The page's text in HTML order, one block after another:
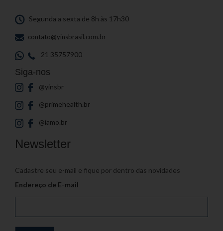
Segunda a sexta de 8h às 17h30
contato@yinsbrasil.com.br
21 35757900
Siga-nos
@yinsbr
@primehealth.br
@iamo.br
Newsletter
Cadastre seu e-mail e fique por dentro das novidades
Endereço de E-mail